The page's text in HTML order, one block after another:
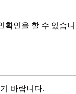
확인을 할 수 있습
바랍니다.